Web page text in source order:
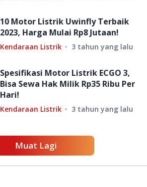
10 Motor Listrik Uwinfly Terbaik
2023, Harga Mulai Rp8 Jutaan!
Kendaraan Listrik 3 tahun yang lalu
Spesifikasi Motor Listrik ECGO 3,
Bisa Sewa Hak Milik Rp35 Ribu Per
Hari!
Kendaraan Listrik 3 tahun yang lalu
Muat Lagi